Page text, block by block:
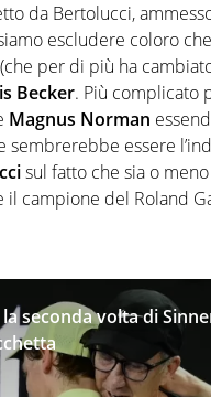
da Bertolucci,
escludere coloro
(che per di più ha
Becker. Più complicato
Magnus Norman
sembrerebbe essere
sul fatto che sia o
campione del Roland
seconda volta di